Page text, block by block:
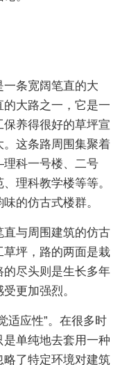
条宽阔笔直的大
大路之一，它是一
养得很好的草坪宣
这条路周围集聚着
科一号楼、二号
理科教学楼等等。
的仿古式楼群。
与周围建筑的仿古
坪，路的两面是栽
尽头则是生长多年
更加强烈。
适应性”。在很多时
单纯地去套用一种
了特定环境对建筑